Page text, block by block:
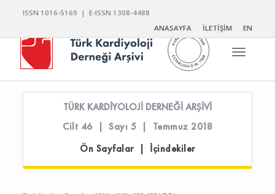
ISSN 1016-5169 | E-ISSN 1308-4488
ANASAYFA
İLETİŞİM EN
Toggle
TÜRK KARDİYOLOJİ DERNEĞİ ARŞİVİ
Cilt 46 | Sayı 5 | Temmuz 2018
Ön Sayfalar | İçindekiler